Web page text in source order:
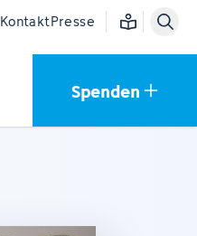
KontaktPresse Einfache
Spenden